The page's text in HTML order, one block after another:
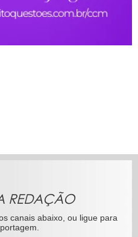
REDAÇÃO
canais abaixo, ou ligue para